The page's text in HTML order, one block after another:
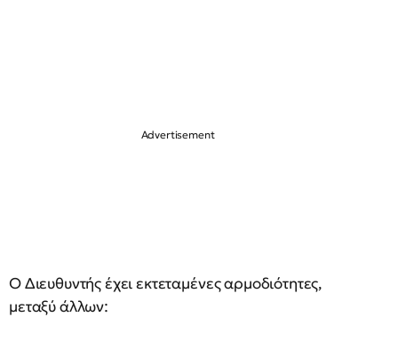
Ο Διευθυντής έχει εκτεταμένες αρμοδιότητες,
μεταξύ άλλων: